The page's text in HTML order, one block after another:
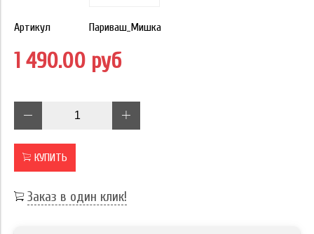
Артикул Париваш_Мишка
1 490.00 руб
КУПИТЬ
Заказ в один клик!